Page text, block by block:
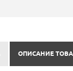
ОПИСАНИЕ